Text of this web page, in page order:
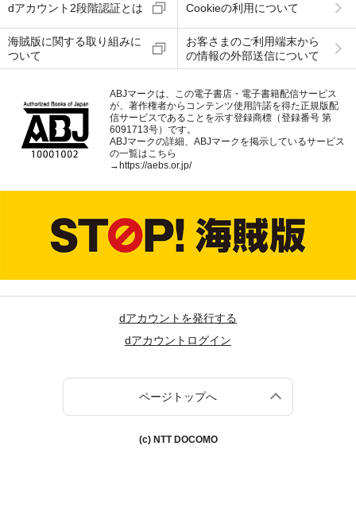
dアカウント2段階認証とは Cookieの利用について
海賊版に関する取り組みに
ついて
お客さまのご利用端末から
の情報の外部送信について
ABJマークは、この電子書店・電子書籍配信サービス
が、著作権者からコンテンツ使用許諾を得た正規版配
信サービスであることを示す登録商標（登録番号 第
6091713号）です。
ABJマークの詳細、ABJマークを掲示しているサービス
の一覧はこちら
→https://aebs.or.jp/
dアカウントを発行する
dアカウントログイン
ページトップへ
(c) NTT DOCOMO